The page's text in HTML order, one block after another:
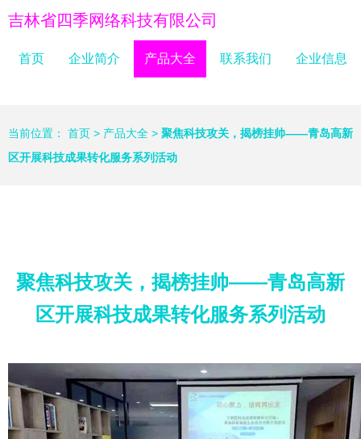
吉林省四季网络科技有限公司
首页 企业简介 产品大全 联系我们 企业信息
当前位置： 首页 > 产品大全 > 聚焦科技攻关，揭榜挂帅——青岛高新
区开展科技成果转化服务系列活动
聚焦科技攻关，揭榜挂帅——青岛高新
区开展科技成果转化服务系列活动